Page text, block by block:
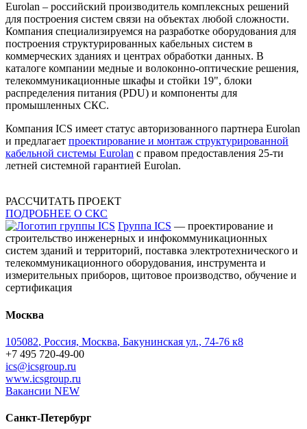
Eurolan – российский производитель комплексных решений
для построения систем связи на объектах любой сложности.
Компания специализируемся на разработке оборудования для
построения структурированных кабельных систем в
коммерческих зданиях и центрах обработки данных. В
каталоге компании медные и волоконно-оптические решения,
телекоммуникационные шкафы и стойки 19", блоки
распределения питания (PDU) и компоненты для
промышленных СКС.
Компания ICS имеет статус авторизованного партнера Eurolan
и предлагает проектирование и монтаж структурированной
кабельной системы Eurolan с правом предоставления 25-ти
летней системной гарантией Eurolan.
РАССЧИТАТЬ ПРОЕКТ
ПОДРОБНЕЕ О СКС
Группа ICS — проектирование и
строительство инженерных и инфокоммуникационных
систем зданий и территорий, поставка электротехнического и
телекоммуникационного оборудования, инструмента и
измерительных приборов, щитовое производство, обучение и
сертификация
Москва
105082, Россия, Москва, Бакунинская ул., 74-76 к8
+7 495 720-49-00
ics@icsgroup.ru
www.icsgroup.ru
Вакансии NEW
Санкт-Петербург